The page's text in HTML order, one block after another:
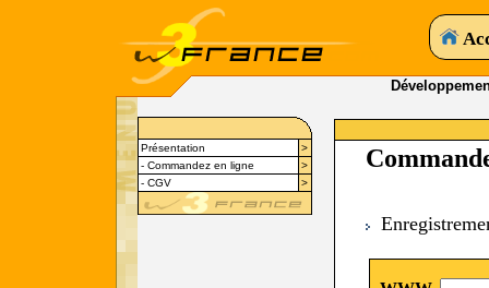
Présentation
>
- Commandez en ligne
>
- CGV
>